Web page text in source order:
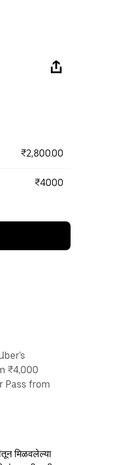
₹2,800.00
₹4000
₹4,000
Pass from
मिळवलेल्या